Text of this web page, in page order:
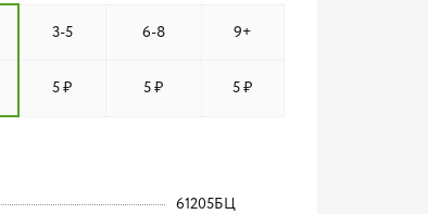
3-5 6-8 9+
5 ₽ 5 ₽ 5 ₽
61205БЦ